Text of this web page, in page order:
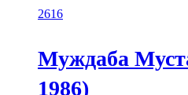
2616
Муждаба
1986)